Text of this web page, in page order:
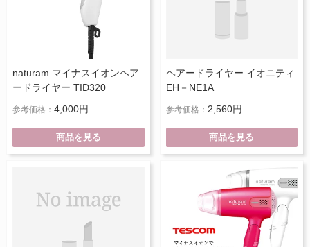
naturam マイナスイオンヘア
ードライヤー TID320
参考価格： 4,000円
商品を見る
ヘアードライヤー イオニティ
EH－NE1A
参考価格： 2,560円
商品を見る